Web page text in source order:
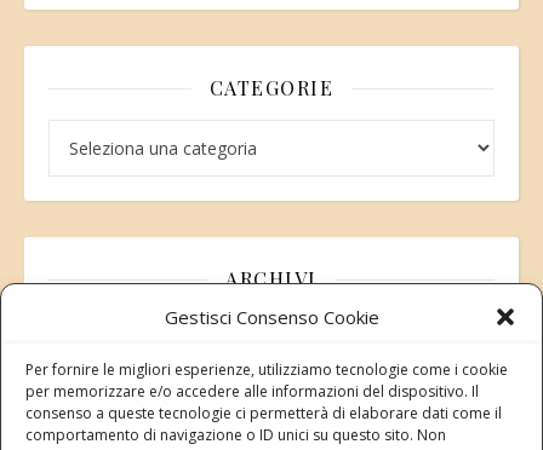
Gestisci Consenso Cookie
Per fornire le migliori esperienze, utilizziamo tecnologie come i cookie
per memorizzare e/o accedere alle informazioni del dispositivo. Il
consenso a queste tecnologie ci permetterà di elaborare dati come il
comportamento di navigazione o ID unici su questo sito. Non
CATEGORIE
ARCHIVI